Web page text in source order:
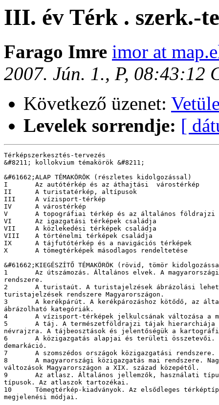
III. év Térk . szerk.-
Farago Imre imor at
2007. Jún. 1., P, 08:43:12
Következő üzenet:
Levelek sorrendje: [
Térképszerkesztés-tervezés
&#8211; kollokvium témakörök &#8211;
&#61662;ALAP TÉMAKÖRÖK (részletes kidolgozással)
I	Az autótérkép és az áthajtási  várostérkép
II	A turistatérkép, altípusok
III	A vízisport-térkép
IV	A várostérkép
V	A topográfiai térkép és az általános földrajzi térkép
VI	Az igazgatási térképek családja
VII	A közlekedési térképek családja
VIII	A történelmi térképek családja
IX	A tájfutótérkép és a navigációs térképek
X	A tömegtérképek másodlagos rendeltetése
&#61662;KIEGÉSZÍTŐ TÉMAKÖRÖK (rövid, tömör
1	Az útszámozás. Általános elvek. A magyarországi közutak számozási
rendszere.
2	A turistaút. A turistajelzések ábrázolási lehetőségei. A
turistajelzések rendszere Magyarországon.
3	A kerékpárút. A kerékpározáshoz kötődő, az általános térképeken
ábrázolható kategóriák.
4	A vízisport-térképek jelkulcsának változása a magyar kartográfiában.
5	A táj. A természetföldrajzi tájak hierarchiája és hatása a térképi
névrajzra. A tájbeosztások és jelentőségük a
6	A közigazgatás alapjai és területi összetevői. Okkupáció &#8211; annexió &#8211;
demarkáció.
7	A szomszédos országok közigazgatási rendszere.
8	A magyarországi közigazgatás mai rendszere. Nagy közigazgatási
változások Magyarországon a XIX. század közepétől.
9	Az atlasz. Általános jellemzők, használati típusok, tartalmi
típusok. Az atlaszok tartozékai.
10	Tömegtérkép-kiadványok. Az elsődleges térképtípusok leggyakoribb
megjelenési módjai.